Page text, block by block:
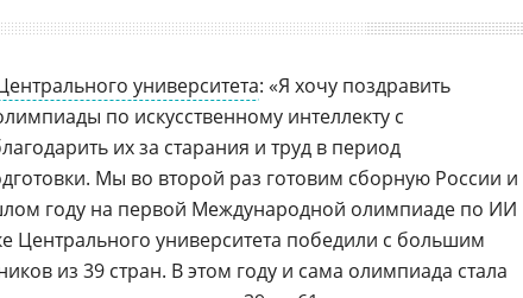
университета: «Я хочу поздравить
по искусственному интеллекту с
их за старания и труд в период
Мы во второй раз готовим сборную России и
году на первой Международной олимпиаде по ИИ
Центрального университета победили с большим
из 39 стран. В этом году и сама олимпиада стала